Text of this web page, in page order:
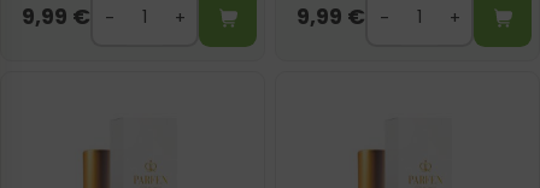
9,99 € 9,99 €